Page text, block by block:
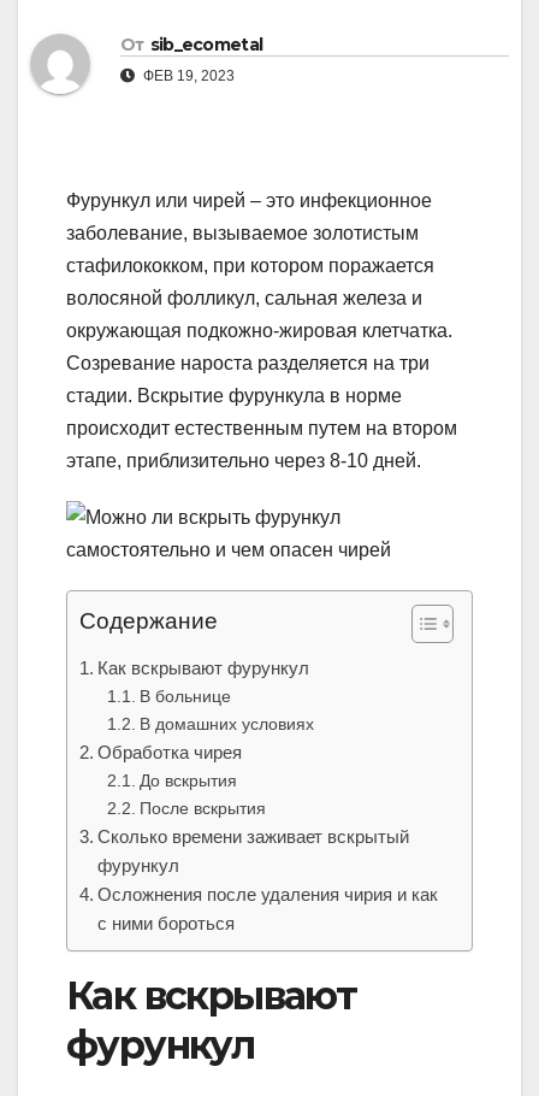
От sib_ecometal
ФЕВ 19, 2023
Фурункул или чирей – это инфекционное
заболевание, вызываемое золотистым
стафилококком, при котором поражается
волосяной фолликул, сальная железа и
окружающая подкожно-жировая клетчатка.
Созревание нароста разделяется на три
стадии. Вскрытие фурункула в норме
происходит естественным путем на втором
этапе, приблизительно через 8-10 дней.
Содержание
Как вскрывают фурункул
В больнице
В домашних условиях
Обработка чирея
До вскрытия
После вскрытия
Сколько времени заживает вскрытый
фурункул
Осложнения после удаления чирия и как
с ними бороться
Как вскрывают
фурункул